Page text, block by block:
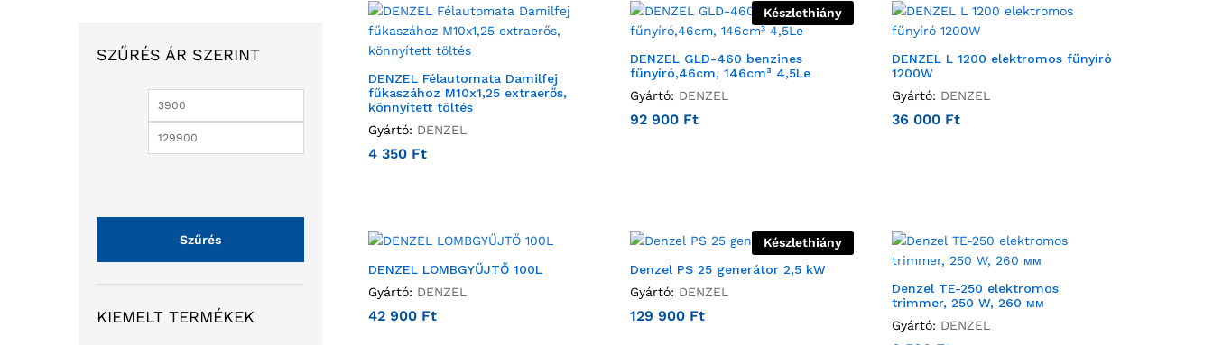
DENZEL Félautomata Damilfej
fűkaszához M10x1,25 extraerős,
könnyített töltés
Gyártó: DENZEL
4 350 Ft
Készlethiány
DENZEL GLD-460 benzines
fűnyíró,46cm, 146cm³ 4,5Le
Gyártó: DENZEL
92 900 Ft
DENZEL L 1200 elektromos fűnyíró
1200W
Gyártó: DENZEL
36 000 Ft
DENZEL LOMBGYŰJTŐ 100L
Gyártó: DENZEL
42 900 Ft
Készlethiány
Denzel PS 25 generátor 2,5 kW
Gyártó: DENZEL
129 900 Ft
Denzel TE-250 elektromos
trimmer, 250 W, 260 мм
Gyártó: DENZEL
SZŰRÉS ÁR SZERINT
Szűrés
KIEMELT TERMÉKEK